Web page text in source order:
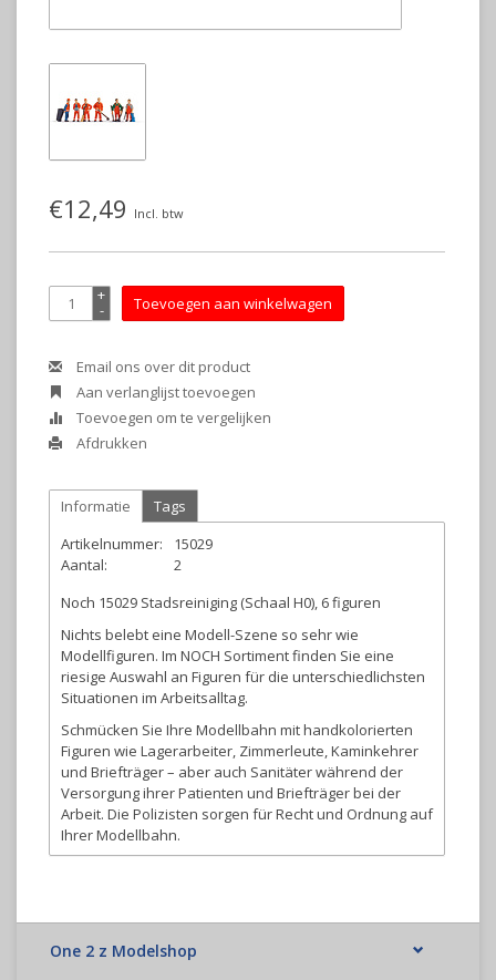
€12,49 Incl. btw
+
- Toevoegen aan winkelwagen
Email ons over dit product
Aan verlanglijst toevoegen
Toevoegen om te vergelijken
Afdrukken
Informatie
Tags
Artikelnummer:
15029
Aantal:
2
Noch 15029 Stadsreiniging (Schaal H0), 6 figuren
Nichts belebt eine Modell-Szene so sehr wie
Modellfiguren. Im NOCH Sortiment finden Sie eine
riesige Auswahl an Figuren für die unterschiedlichsten
Situationen im Arbeitsalltag.
Schmücken Sie Ihre Modellbahn mit handkolorierten
Figuren wie Lagerarbeiter, Zimmerleute, Kaminkehrer
und Briefträger – aber auch Sanitäter während der
Versorgung ihrer Patienten und Briefträger bei der
Arbeit. Die Polizisten sorgen für Recht und Ordnung auf
Ihrer Modellbahn.
One 2 z Modelshop